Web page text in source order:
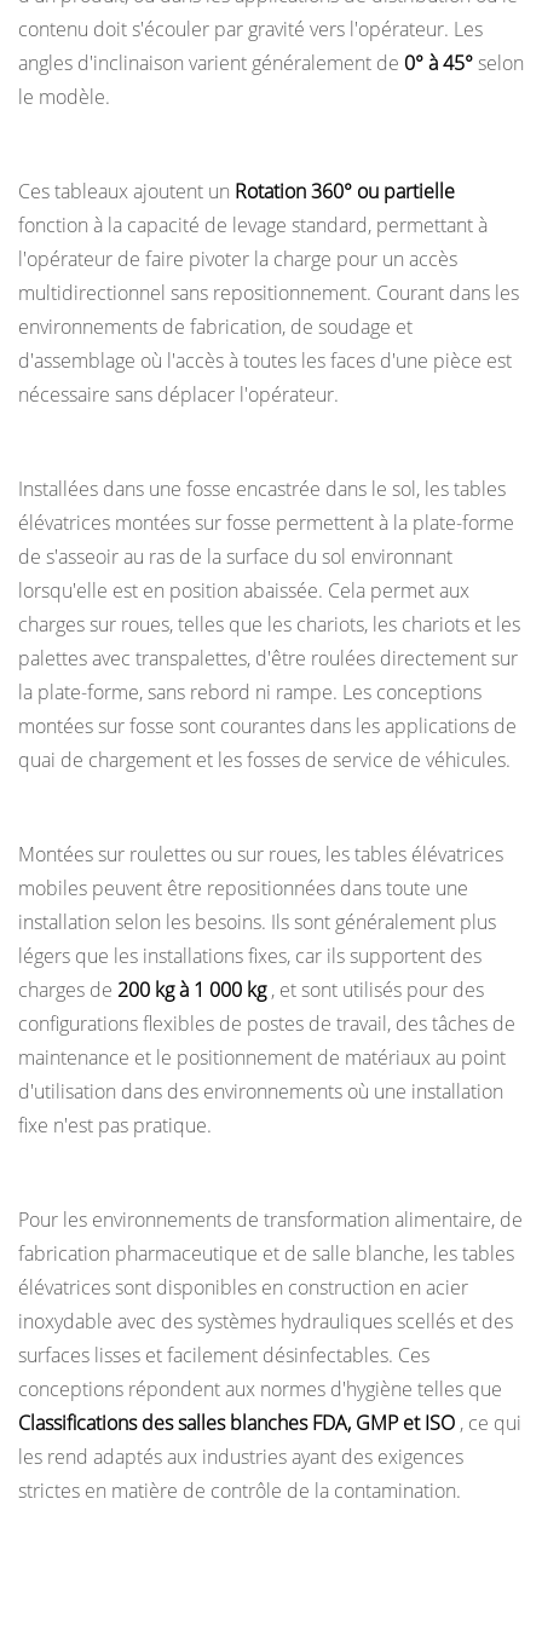
véhicules
Environnements
et
hospitaliers
5.5
Transformation
des
5.6
au
détail
et
commerciaux
5.7
Industries
et
du
papier
6
Le
coffret
ergonomique
pour
tables
Caractéristiques
de
sécurité
trouvées
sur
les
tables
élévatrices
modernes
contenu doit s'écouler par gravité vers l'opérateur. Les
angles d'inclinaison varient généralement de 0° à 45°selon
le modèle.
Ces tableaux ajoutent un Rotation 360° ou partielle
fonction à la capacité de levage standard, permettant à
l'opérateur de faire pivoter la charge pour un accès
multidirectionnel sans repositionnement. Courant dans les
environnements de fabrication, de soudage et
d'assemblage où l'accès à toutes les faces d'une pièce est
nécessaire sans déplacer l'opérateur.
Installées dans une fosse encastrée dans le sol, les tables
élévatrices montées sur fosse permettent à la plate-forme
de s'asseoir au ras de la surface du sol environnant
lorsqu'elle est en position abaissée. Cela permet aux
charges sur roues, telles que les chariots, les chariots et les
palettes avec transpalettes, d'être roulées directement sur
la plate-forme, sans rebord ni rampe. Les conceptions
montées sur fosse sont courantes dans les applications de
quai de chargement et les fosses de service de véhicules.
Montées sur roulettes ou sur roues, les tables élévatrices
mobiles peuvent être repositionnées dans toute une
installation selon les besoins. Ils sont généralement plus
légers que les installations fixes, car ils supportent des
charges de 200 kg à 1 000 kg, et sont utilisés pour des
configurations flexibles de postes de travail, des tâches de
maintenance et le positionnement de matériaux au point
d'utilisation dans des environnements où une installation
fixe n'est pas pratique.
Pour les environnements de transformation alimentaire, de
fabrication pharmaceutique et de salle blanche, les tables
élévatrices sont disponibles en construction en acier
inoxydable avec des systèmes hydrauliques scellés et des
surfaces lisses et facilement désinfectables. Ces
conceptions répondent aux normes d'hygiène telles que
Classifications des salles blanches FDA, GMP et ISO , ce qui
les rend adaptés aux industries ayant des exigences
strictes en matière de contrôle de la contamination.